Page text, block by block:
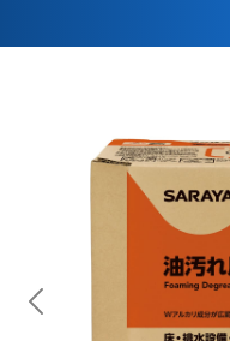
Previous